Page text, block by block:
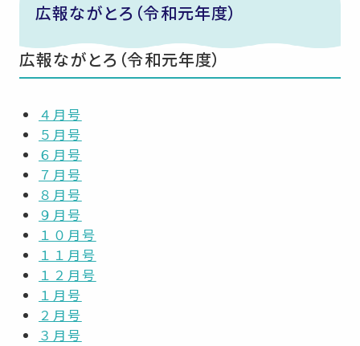
広報ながとろ（令和元年度）
広報ながとろ（令和元年度）
４月号
５月号
６月号
７月号
８月号
９月号
１０月号
１１月号
１２月号
１月号
２月号
３月号